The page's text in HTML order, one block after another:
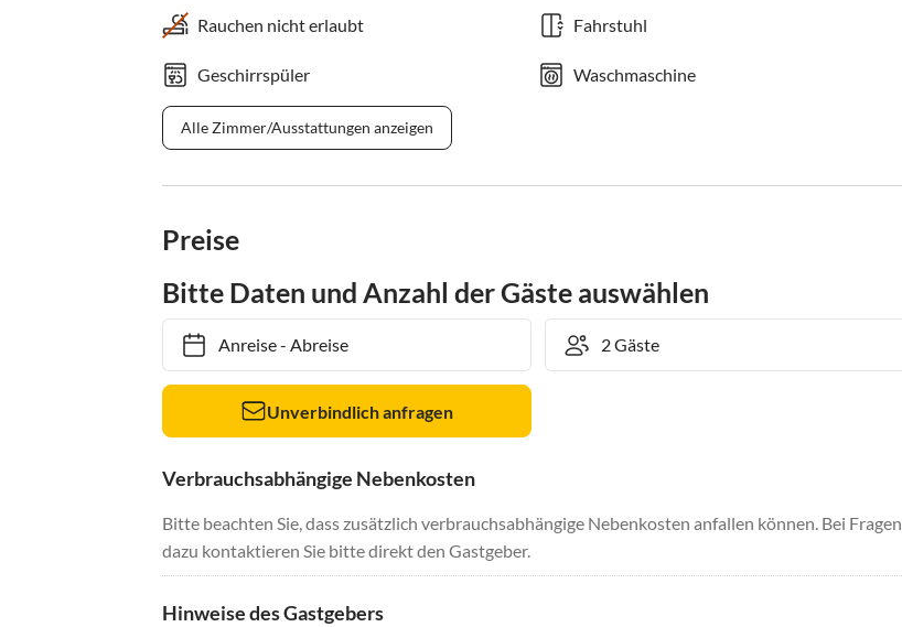
Rauchen nicht erlaubt Fahrstuhl
Geschirrspüler Waschmaschine
Alle Zimmer/Ausstattungen anzeigen
Preise
Bitte Daten und Anzahl der Gäste auswählen
Anreise- Abreise
Unverbindlich anfragen
Verbrauchsabhängige Nebenkosten
Bitte beachten Sie, dass zusätzlich verbrauchsabhängige Nebenkosten anfallen können. Bei Fragen
dazu kontaktieren Sie bitte direkt den Gastgeber.
Hinweise des Gastgebers